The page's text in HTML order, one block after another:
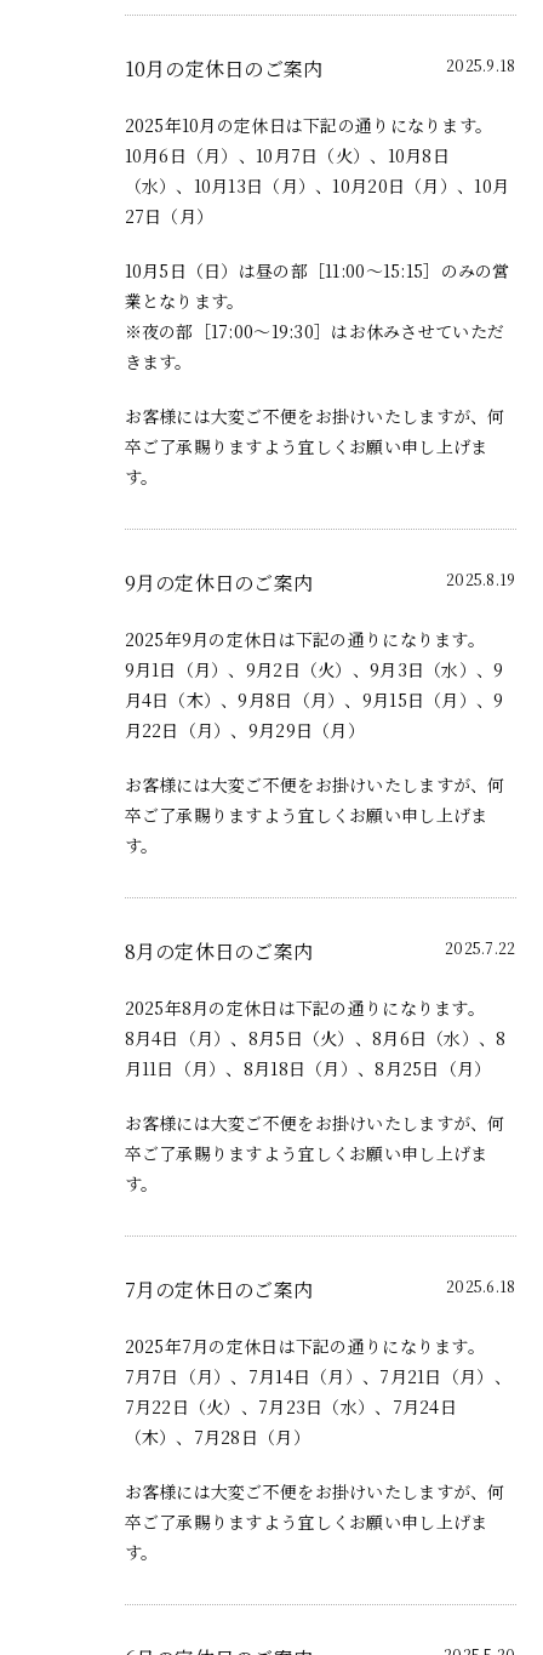
2025.9.18
10月の定休日のご案内
2025年10月の定休日は下記の通りになります。
10月6日（月）、10月7日（火）、10月8日
（水）、10月13日（月）、10月20日（月）、10月
27日（月）
10月5日（日）は昼の部［11:00～15:15］のみの営
業となります。
※夜の部［17:00～19:30］ はお休みさせていただ
きます。
お客様には大変ご不便をお掛けいたしますが、何
卒ご了承賜りますよう宜しくお願い申し上げま
す。
2025.8.19
9月の定休日のご案内
2025年9月の定休日は下記の通りになります。
9月1日（月）、9月2日（火）、9月3日（水）、9
月4日（木）、9月8日（月）、9月15日（月）、9
月22日（月）、9月29日（月）
お客様には大変ご不便をお掛けいたしますが、何
卒ご了承賜りますよう宜しくお願い申し上げま
す。
2025.7.22
8月の定休日のご案内
2025年8月の定休日は下記の通りになります。
8月4日（月）、8月5日（火）、8月6日（水）、8
月11日（月）、8月18日（月）、8月25日（月）
お客様には大変ご不便をお掛けいたしますが、何
卒ご了承賜りますよう宜しくお願い申し上げま
す。
2025.6.18
7月の定休日のご案内
2025年7月の定休日は下記の通りになります。
7月7日（月）、7月14日（月）、7月21日（月）、
7月22日（火）、7月23日（水）、7月24日
（木）、7月28日（月）
お客様には大変ご不便をお掛けいたしますが、何
卒ご了承賜りますよう宜しくお願い申し上げま
す。